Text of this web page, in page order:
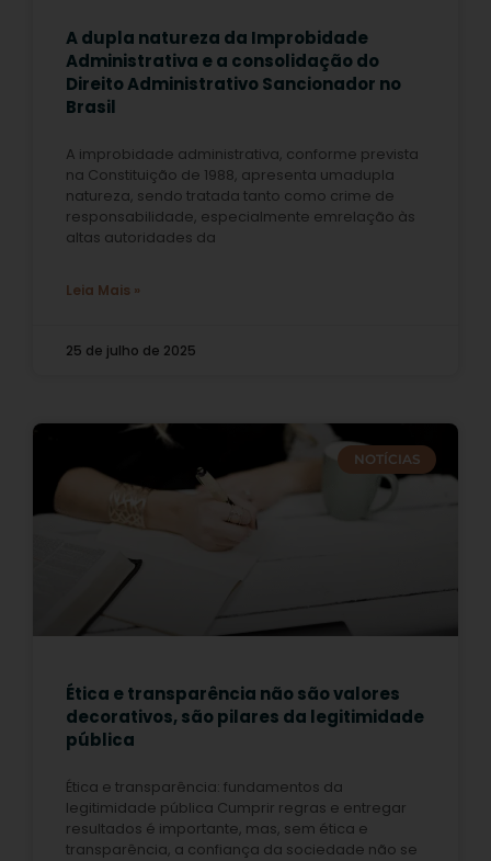
A dupla natureza da Improbidade
Administrativa e a consolidação do
Direito Administrativo Sancionador no
Brasil
A improbidade administrativa, conforme prevista
na Constituição de 1988, apresenta umadupla
natureza, sendo tratada tanto como crime de
responsabilidade, especialmente emrelação às
altas autoridades da
Leia Mais »
25 de julho de 2025
NOTÍCIAS
Ética e transparência não são valores
decorativos, são pilares da legitimidade
pública
Ética e transparência: fundamentos da
legitimidade pública Cumprir regras e entregar
resultados é importante, mas, sem ética e
transparência, a confiança da sociedade não se